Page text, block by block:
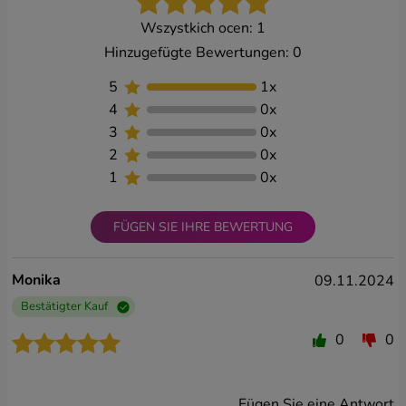
Wszystkich ocen: 1
Hinzugefügte Bewertungen: 0
5
1x
4
0x
3
0x
2
0x
1
0x
FÜGEN SIE IHRE BEWERTUNG
Monika
Bestätigter Kauf
09.11.2024
0 0